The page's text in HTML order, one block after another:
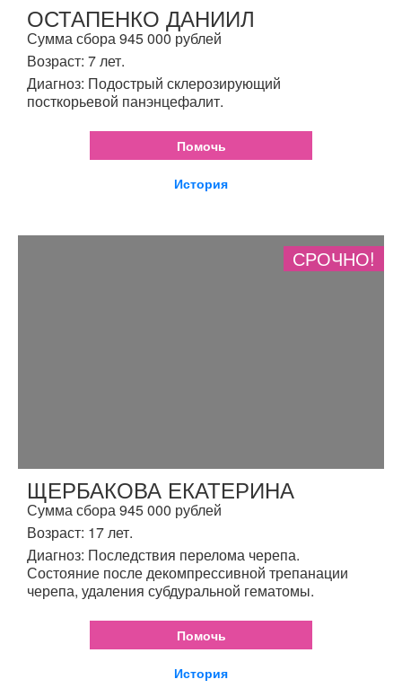
ОСТАПЕНКО ДАНИИЛ
Сумма сбора 945 000 рублей
Возраст: 7 лет.
Диагноз: Подострый склерозирующий
посткорьевой панэнцефалит.
Помочь
История
СРОЧНО!
ЩЕРБАКОВА ЕКАТЕРИНА
Сумма сбора 945 000 рублей
Возраст: 17 лет.
Диагноз: Последствия перелома черепа.
Состояние после декомпрессивной трепанации
черепа, удаления субдуральной гематомы.
Помочь
История